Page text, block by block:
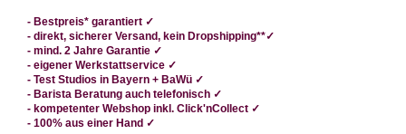
- Bestpreis* garantiert ✓
- direkt, sicherer Versand, kein Dropshipping**✓
- mind. 2 Jahre Garantie ✓
- eigener Werkstattservice ✓
- Test Studios in Bayern + BaWü ✓
- Barista Beratung auch telefonisch ✓
- kompetenter Webshop inkl. Click'nCollect ✓
- 100% aus einer Hand ✓